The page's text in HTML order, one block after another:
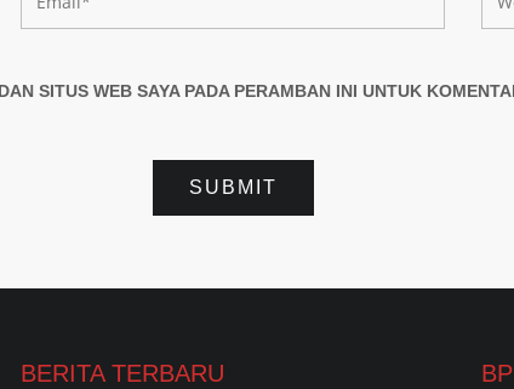
SITUS WEB SAYA PADA PERAMBAN INI UNTUK
BERITA TERBARU